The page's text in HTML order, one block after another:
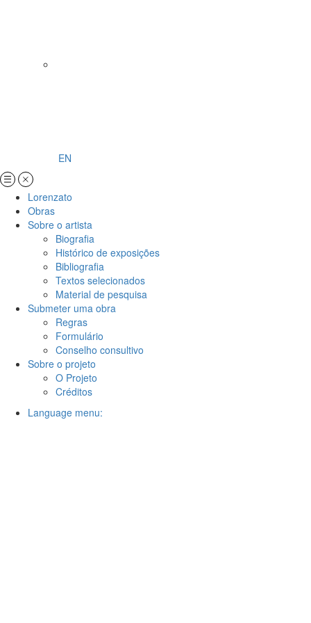
EN
Lorenzato
Obras
Sobre o artista
Biografia
Histórico de exposições
Bibliografia
Textos selecionados
Material de pesquisa
Submeter uma obra
Regras
Formulário
Conselho consultivo
Sobre o projeto
O Projeto
Créditos
Language menu: